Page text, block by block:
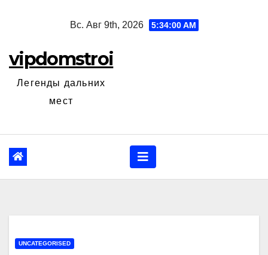
Вс. Авг 9th, 2026 5:34:01 AM
vipdomstroi
Легенды дальних
мест
UNCATEGORISED